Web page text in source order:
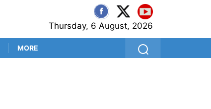
Thursday, 6 August, 2026
MORE